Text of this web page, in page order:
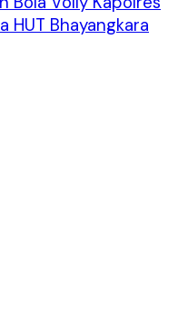
HUT Bhayangkara